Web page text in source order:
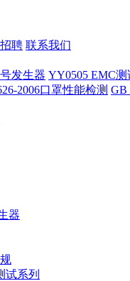
聘 联系我们
发生器 YY0505 EMC测
2006口罩性能检测 GB
器
试系列